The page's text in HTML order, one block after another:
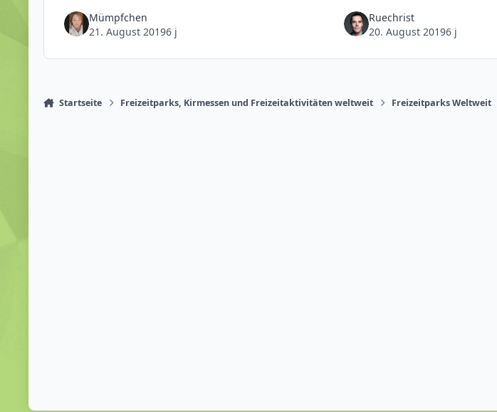
Mümpfchen
21. August 20196 j
Ruechrist
20. August 20196 j
Startseite Freizeitparks, Kirmessen und Freizeitaktivitäten weltweit Freizeitparks Weltweit